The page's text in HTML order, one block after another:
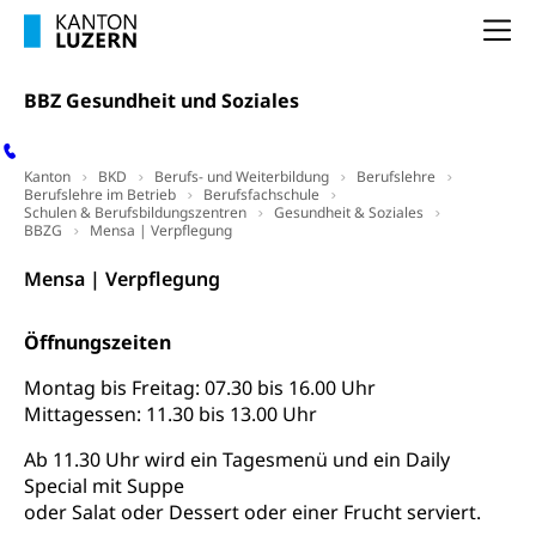
BBZ Gesundheit und Soziales
Kanton BKD Berufs- und Weiterbildung
Berufslehre
Berufslehre im Betrieb
Berufsfachschule
Schulen & Berufsbildungszentren
Gesundheit & Soziales
BBZG
Mensa | Verpflegung
Mensa | Verpflegung
Öffnungszeiten
Montag bis Freitag: 07.30 bis 16.00 Uhr
Mittagessen: 11.30 bis 13.00 Uhr
Ab 11.30 Uhr wird ein Tagesmenü und ein Daily
Special mit Suppe
oder Salat oder Dessert oder einer Frucht serviert.
Arbeitslosigkeit (gruezi.lu.ch)
Arbeitslosigkeit und Stellensuche (WAS
Luzern)
Berufliche Selbständigkeit
selbständig Erwerbender, Freiberufler
Luzern
Handelsregister Luzern
Selbständige (WAS Luzern)
Frühpensionierung, Altersrente, berufliche
Vorsorge, Altersvorsorge
LUPK - Luzerner Pensionskasse
Altersvorsorge (gruezi.lu.ch)
Forschungsförderung, Wissenschaftsmarketing,
Wissenschaft, Forschung, Entwicklung, Projekte
Pilotprojekte Klima
Innovative Projekte Landwirtschaft und
Erwachsenenbildung und Weiterbildung
Umschulung, zweiter Bildungsweg,